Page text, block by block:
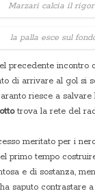
Marzari calcia il
la palla esce sul
precedente incontro
di arrivare al gol si
riesce a
trova la rete del
meritato per i
primo tempo
e di sostanza,
saputo contrastare